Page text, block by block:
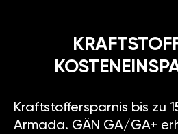
Kraftstoffersparnis bis zu
Armada. GÄN GA/GA+